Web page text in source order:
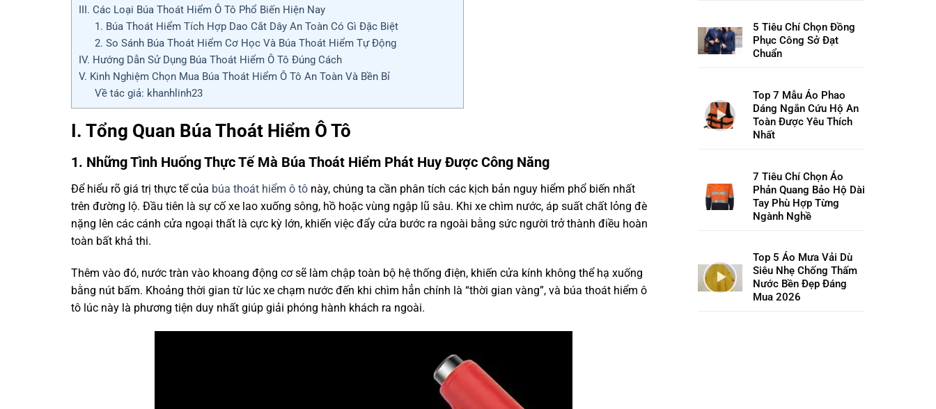
III. Các Loại Búa Thoát Hiểm Ô Tô Phổ Biến Hiện Nay
1. Búa Thoát Hiểm Tích Hợp Dao Cắt Dây An Toàn Có Gì Đặc Biệt
2. So Sánh Búa Thoát Hiểm Cơ Học Và Búa Thoát Hiểm Tự Động
IV. Hướng Dẫn Sử Dụng Búa Thoát Hiểm Ô Tô Đúng Cách
V. Kinh Nghiệm Chọn Mua Búa Thoát Hiểm Ô Tô An Toàn Và Bền Bỉ
Về tác giả: khanhlinh23
I. Tổng Quan Búa Thoát Hiểm Ô Tô
1. Những Tình Huống Thực Tế Mà Búa Thoát Hiểm Phát Huy Được Công Năng
Để hiểu rõ giá trị thực tế của búa thoát hiểm ô tô này, chúng ta cần phân tích các kịch bản nguy hiểm phổ biến nhất
trên đường lộ. Đầu tiên là sự cố xe lao xuống sông, hồ hoặc vùng ngập lũ sâu. Khi xe chìm nước, áp suất chất lỏng đè
nặng lên các cánh cửa ngoại thất là cực kỳ lớn, khiến việc đẩy cửa bước ra ngoài bằng sức người trở thành điều hoàn
toàn bất khả thi.
Thêm vào đó, nước tràn vào khoang động cơ sẽ làm chập toàn bộ hệ thống điện, khiến cửa kính không thể hạ xuống
bằng nút bấm. Khoảng thời gian từ lúc xe chạm nước đến khi chìm hẳn chính là “thời gian vàng”, và búa thoát hiểm ô
tô lúc này là phương tiện duy nhất giúp giải phóng hành khách ra ngoài.
5 Tiêu Chí Chọn Đồng
Phục Công Sở Đạt
Chuẩn
Top 7 Mẫu Áo Phao
Dáng Ngắn Cứu Hộ An
Toàn Được Yêu Thích
Nhất
7 Tiêu Chí Chọn Áo
Phản Quang Bảo Hộ Dài
Tay Phù Hợp Từng
Ngành Nghề
Top 5 Áo Mưa Vải Dù
Siêu Nhẹ Chống Thấm
Nước Bền Đẹp Đáng
Mua 2026